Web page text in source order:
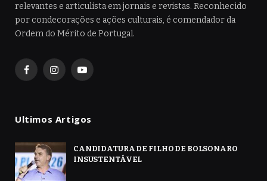
relevantes e articulista em jornais e revistas. Reconhecido
por condecorações e ações culturais, é comendador da
Ordem do Mérito de Portugal.
FacebookInstagramYouTube
Ultimos Artigos
CANDIDATURA DE FILHO DE BOLSONARO
INSUSTENTÁVEL